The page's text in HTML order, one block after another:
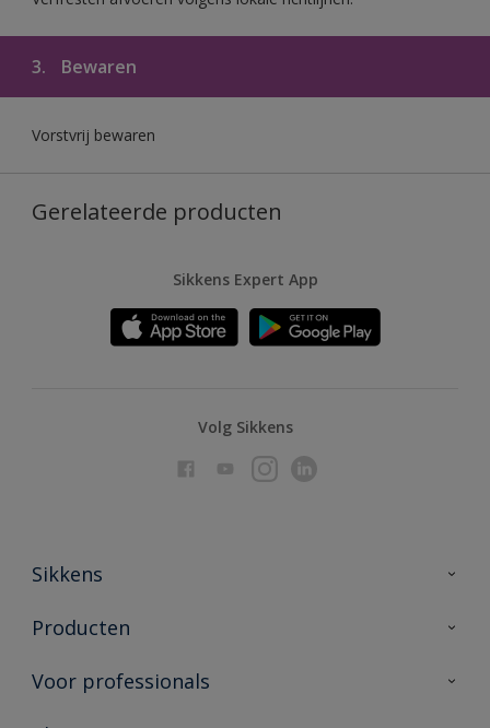
3. Bewaren
Vorstvrij bewaren
Gerelateerde producten
Sikkens Expert App
Volg Sikkens
Sikkens
Over Sikkens
Duurzaamheid
Producten
Producten voor binnen
Voor professionals